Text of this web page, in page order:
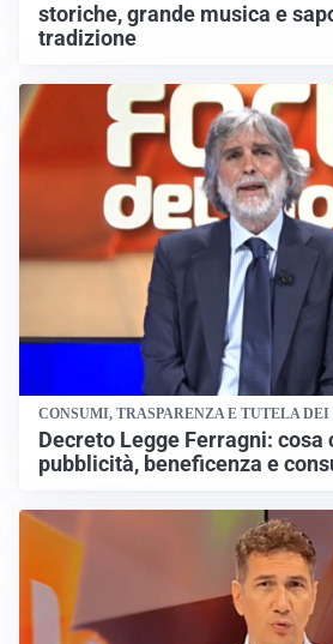
storiche, grande musica e
tradizione
CONSUMI, TRASPARENZA E TUTELA
Decreto Legge Ferragni: cosa
pubblicità, beneficenza e